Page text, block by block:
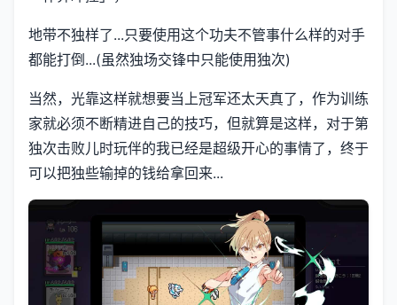
地带不独样了...只要使用这个功夫不管事什么样的对手
都能打倒...(虽然独场交锋中只能使用独次)
当然，光靠这样就想要当上冠军还太天真了，作为训练
家就必须不断精进自己的技巧，但就算是这样，对于第
独次击败儿时玩伴的我已经是超级开心的事情了，终于
可以把独些输掉的钱给拿回来...